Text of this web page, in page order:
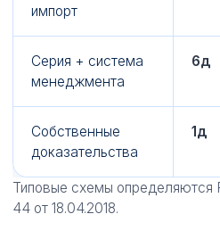
импорт
Серия + система
менеджмента
6д
Собственные
доказательства
1д
Типовые схемы
44 от 18.04.2018.